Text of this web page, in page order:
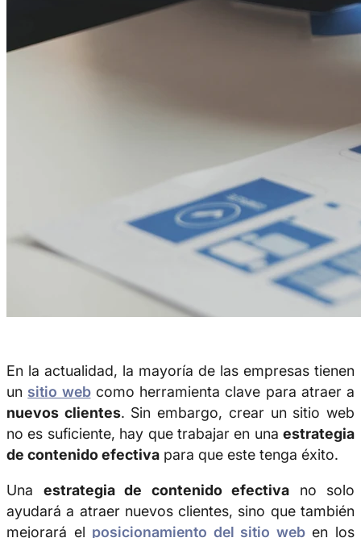
En la actualidad, la mayoría de las empresas tienen
un sitio webcomo herramienta clave para atraer a
nuevos clientes. Sin embargo, crear un sitio web
no es suficiente, hay que trabajar en una estrategia
de contenido efectiva para que este tenga éxito.
Una estrategia de contenido efectiva no solo
ayudará a atraer nuevos clientes, sino que también
mejorará el posicionamiento del sitio weben los